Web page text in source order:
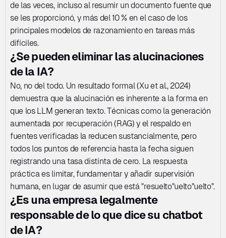
de las veces, incluso al resumir un documento fuente que
se les proporcionó, y más del 10 % en el caso de los
principales modelos de razonamiento en tareas más
difíciles.
¿Se pueden eliminar las alucinaciones
de la IA?
No, no del todo. Un resultado formal (Xu et al., 2024)
demuestra que la alucinación es inherente a la forma en
que los LLM generan texto. Técnicas como la generación
aumentada por recuperación (RAG) y el respaldo en
fuentes verificadas la reducen sustancialmente, pero
todos los puntos de referencia hasta la fecha siguen
registrando una tasa distinta de cero. La respuesta
práctica es limitar, fundamentar y añadir supervisión
humana, en lugar de asumir que está "resuelto"uelto"uelto".
¿Es una empresa legalmente
responsable de lo que dice su chatbot
de IA?